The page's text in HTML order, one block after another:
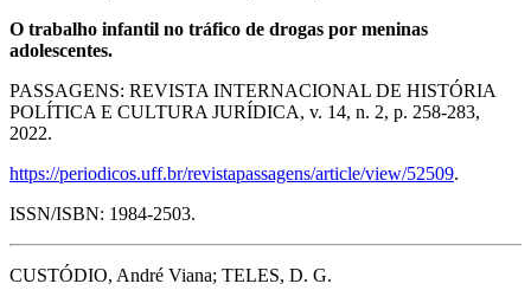
O trabalho infantil no tráfico de drogas por meninas
adolescentes.
PASSAGENS: REVISTA INTERNACIONAL DE HISTÓRIA
POLÍTICA E CULTURA JURÍDICA, v. 14, n. 2, p. 258-283,
2022.
https://periodicos.uff.br/revistapassagens/article/view/52509.
ISSN/ISBN: 1984-2503.
CUSTÓDIO, André Viana; TELES, D. G.